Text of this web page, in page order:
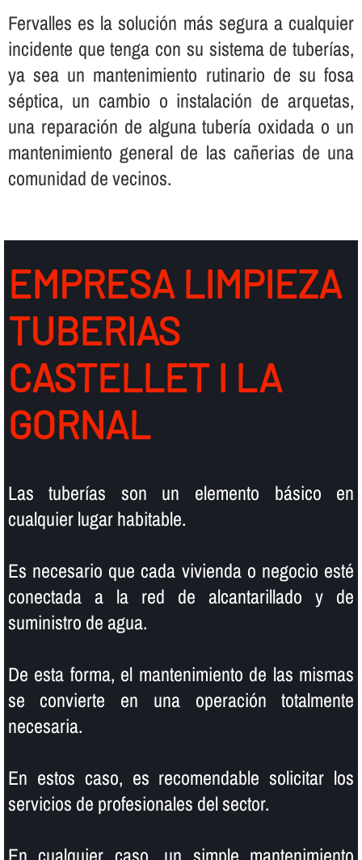
Fervalles es la solución más segura a cualquier
incidente que tenga con su sistema de tuberí­as,
ya sea un mantenimiento rutinario de su fosa
séptica, un cambio o instalación de arquetas,
una reparación de alguna tuberí­a oxidada o un
mantenimiento general de las cañerias de una
comunidad de vecinos.
EMPRESA LIMPIEZA
TUBERIAS
CASTELLET I LA
GORNAL
Las tuberí­as son un elemento básico en
cualquier lugar habitable.
Es necesario que cada vivienda o negocio esté
conectada a la red de alcantarillado y de
suministro de agua.
De esta forma, el mantenimiento de las mismas
se convierte en una operación totalmente
necesaria.
En estos caso, es recomendable solicitar los
servicios de profesionales del sector.